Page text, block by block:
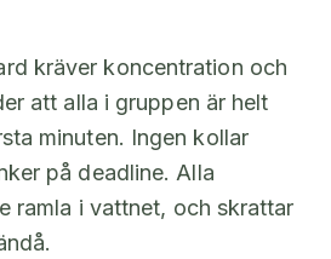
kräver koncentration och
att alla i gruppen är helt
minuten. Ingen kollar
på deadline. Alla
ramla i vattnet, och skrattar